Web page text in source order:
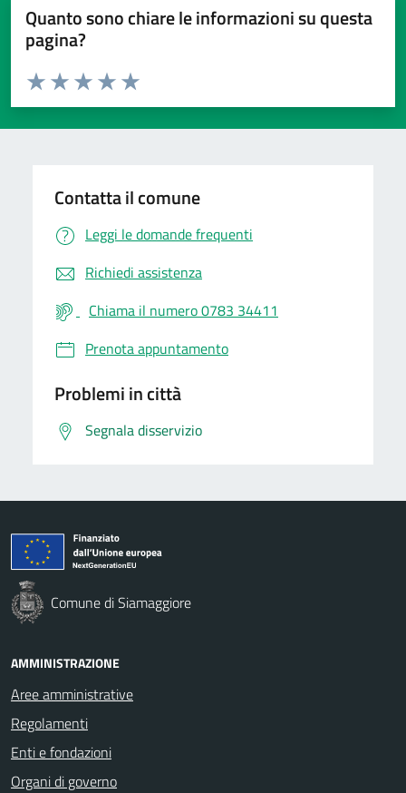
Quanto sono chiare le informazioni su questa
pagina?
Valuta da 1 a 5 stelle la pagina
Valuta 5 stelle su 5
Valuta 4 stelle su 5
Valuta 3 stelle su 5
Valuta 2 stelle su 5
Valuta 1 stelle su 5
Contatta il comune
Leggi le domande frequenti
Richiedi assistenza
Chiama il numero 0783 34411
Prenota appuntamento
Problemi in città
Segnala disservizio
Comune di Siamaggiore
AMMINISTRAZIONE
Aree amministrative
Regolamenti
Enti e fondazioni
Organi di governo